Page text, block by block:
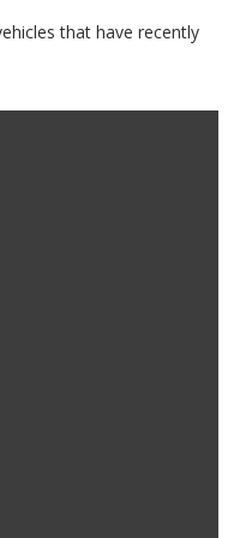
that have recently